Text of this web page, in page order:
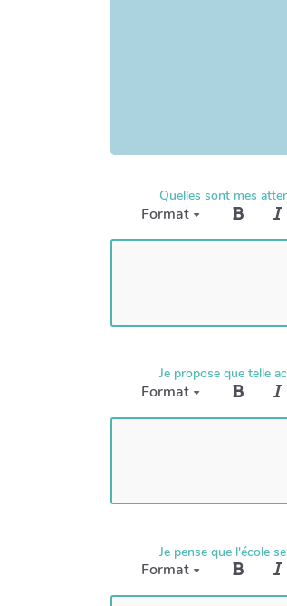
Quelles sont mes
Format
Je propose que telle
Format
Je pense que l'école
Format